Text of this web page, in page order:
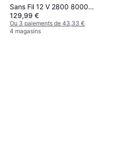
Sans Fil 12 V 2800 8000
Tr/min 75 mm
129,99 €
Ou 3 paiements de 43,33 €
4 magasins